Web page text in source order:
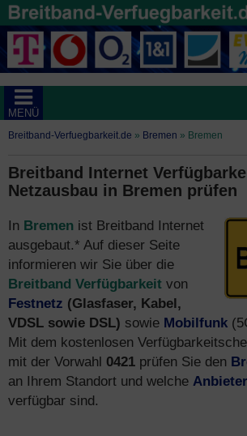
MENÜ
Breitband-Verfuegbarkeit.de » Bremen » Bremen
Breitband Internet
Netzausbau in Bremen prüfen
In Bremen ist Breitband Internet
ausgebaut.* Auf dieser Seite
informieren wir Sie über die
Breitband Verfügbarkeit von
Festnetz (Glasfaser, Kabel,
VDSL sowie DSL) sowie Mobilfunk
Mit dem kostenlosen
mit der Vorwahl 0421 prüfen Sie den
an Ihrem Standort und welche Anbieter
verfügbar sind.